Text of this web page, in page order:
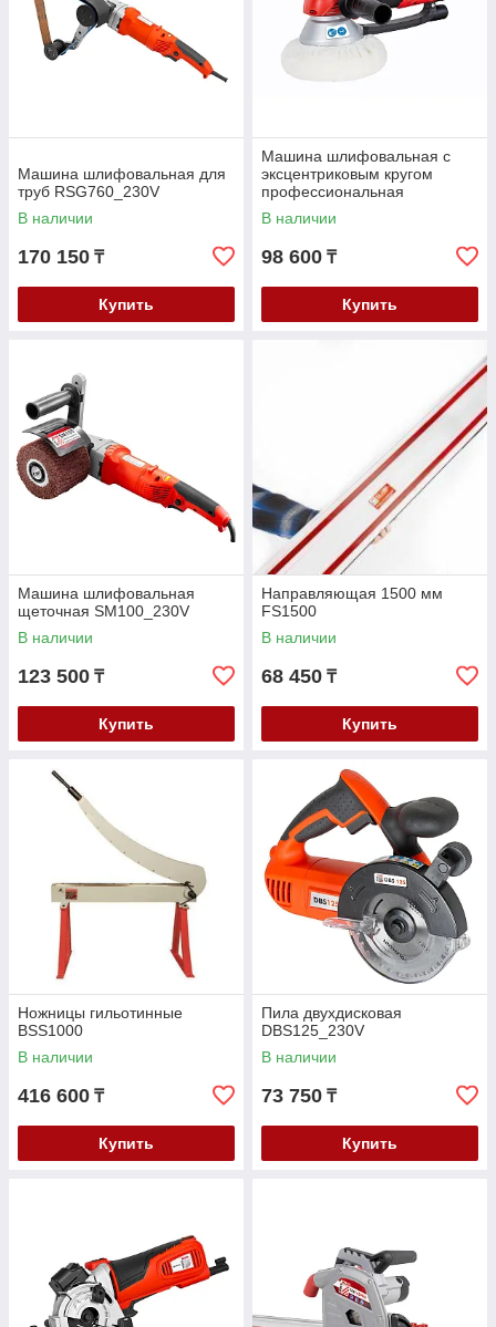
Машина шлифовальная для
труб RSG760_230V
В наличии
170 150 ₸
Купить
Машина шлифовальная с
эксцентриковым кругом
профессиональная
EZS150PRO_230V
В наличии
98 600 ₸
Купить
Машина шлифовальная
щеточная SM100_230V
В наличии
123 500 ₸
Купить
Направляющая 1500 мм
FS1500
В наличии
68 450 ₸
Купить
Ножницы гильотинные
BSS1000
В наличии
416 600 ₸
Купить
Пила двухдисковая
DBS125_230V
В наличии
73 750 ₸
Купить